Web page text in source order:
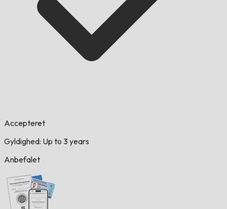
Accepteret
Gyldighed: Up to 3 years
Anbefalet